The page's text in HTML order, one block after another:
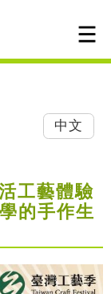
中文
工藝體驗
的手作生